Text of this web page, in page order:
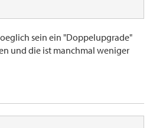
sein ein "Doppelupgrade"
und die ist manchmal weniger